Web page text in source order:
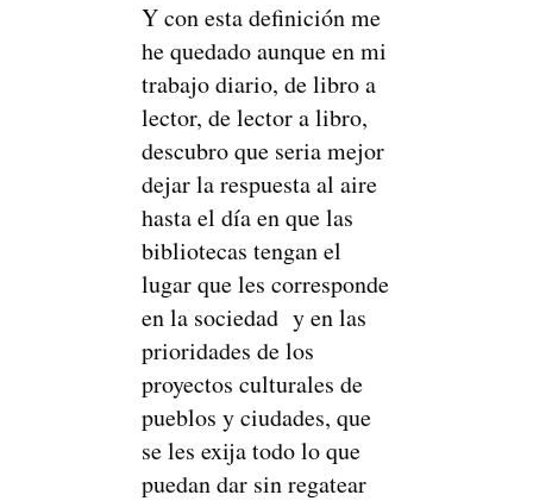
Y con esta definición me
he quedado aunque en mi
trabajo diario, de libro a
lector, de lector a libro,
descubro que seria mejor
dejar la respuesta al aire
hasta el día en que las
bibliotecas tengan el
lugar que les corresponde
en la sociedad y en las
prioridades de los
proyectos culturales de
pueblos y ciudades, que
se les exija todo lo que
puedan dar sin regatear